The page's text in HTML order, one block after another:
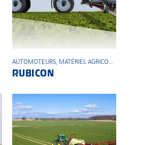
PULVÉRISATEUR
AUTOMOTEURS, MATÉRIEL AGRICOLE
RUBICON